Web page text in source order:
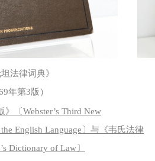
坦法律词典》
年第3版）
〔Webster’s Third New
English Language〕与《韦氏法律
Dictionary of Law〕